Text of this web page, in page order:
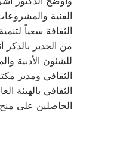
الفنية
الثقافة سعياً
من الجدير بالذكر
الثقافي ومدير
الثقافي بالهيئة
الحاصلين على